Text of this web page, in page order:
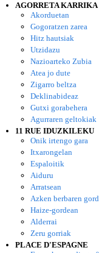
AGORRETA KARRIKA
Akorduetan
Gogoratzen zarea
Hitz hautsiak
Utzidazu
Nazioarteko Zubia
Atea jo dute
Zigarro beltza
Deklinabideaz
Gutxi gorabehera
Agurraren geltokiak
11 RUE IDUZKILEKU
Onik irtengo gara
Itxarongelan
Espaloitik
Aiduru
Arratsean
Azken berbaren
Haize-gordean
Alderrai
Zeru gorriak
PLACE D'ESPAGNE